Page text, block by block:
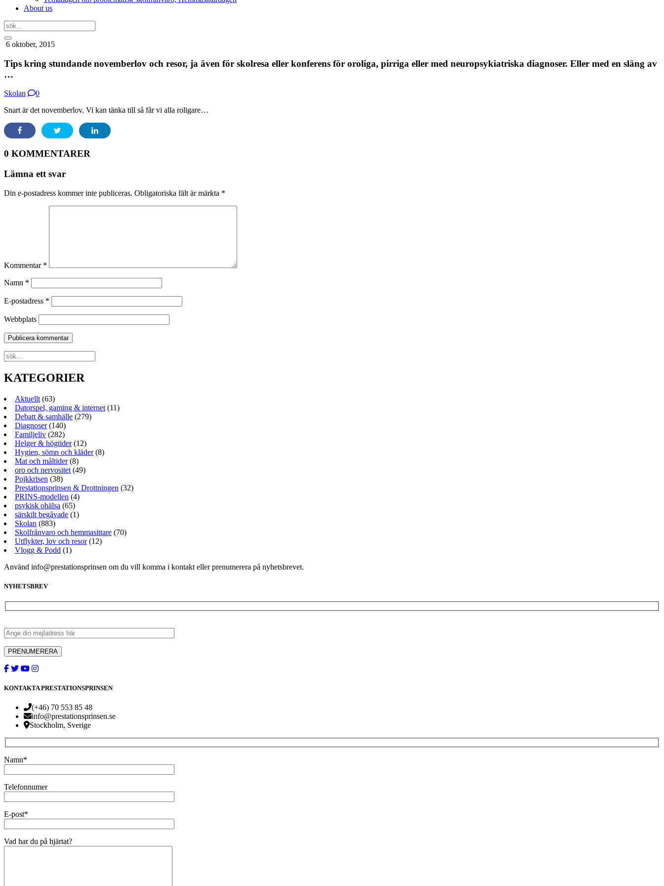
About us
6 oktober, 2015
Tips kring stundande novemberlov och resor, ja även för skolresa eller konferens för oroliga, pirriga eller med neuropsykiatriska diagnoser. Eller med en släng av
…
Skolan
0
Snart är det novemberlov. Vi kan tänka till så får vi alla roligare…
0 KOMMENTARER
Lämna ett svar
Din e-postadress kommer inte publiceras. Obligatoriska fält är märkta *
Kommentar *
Namn *
E-postadress *
Webbplats
KATEGORIER
Aktuellt (63)
Datorspel, gaming & internet (11)
Debatt & samhälle (279)
Diagnoser(140)
Familjeliv (282)
Helger & högtider(12)
Hygien, sömn och kläder(8)
Mat och måltider(8)
oro och nervositet (49)
Pojkkrisen (38)
Prestationsprinsen & Drottningen (32)
PRINS-modellen (4)
psykisk ohälsa (65)
särskilt begåvade (1)
Skolan (883)
Skolfrånvaro och hemmasittare (70)
Utflykter, lov och resor(12)
Vlogg & Podd (1)
Använd info@prestationsprinsen om du vill komma i kontakt eller prenumerera på nyhetsbrevet.
NYHETSBREV
KONTAKTA PRESTATIONSPRINSEN
(+46) 70 553 85 48
info@prestationsprinsen.se
Stockholm, Sverige
Namn*
Telefonnumer
E-post*
Vad har du på hjärtat?